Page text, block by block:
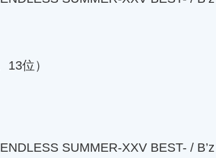
13位）
SUMMER-XXV BEST- / B’z